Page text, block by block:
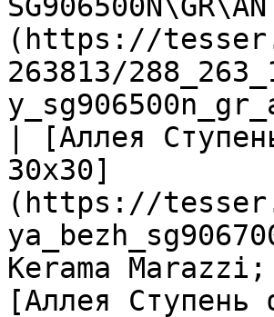
(https://
263813/
| [Аллея
30х30]
(https://
Kerama
[Аллея Ступень